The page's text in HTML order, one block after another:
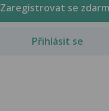
Zaregistrovat se
Přihlásit se